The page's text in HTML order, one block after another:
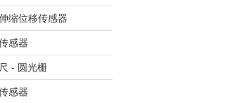
缩位移传感器
感器
- 圆光栅
感器